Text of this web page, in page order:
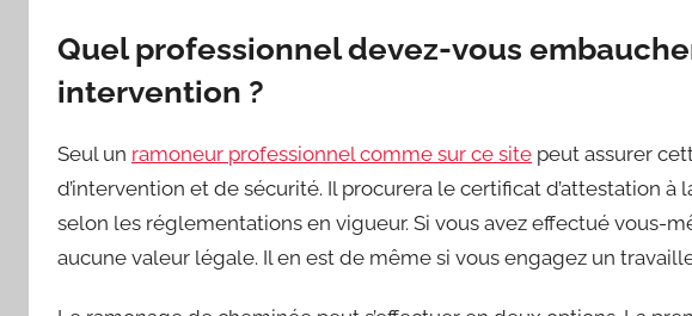
Quel professionnel devez-vous
intervention ?
Seul un ramoneur professionnel comme sur ce site peut assurer
d’intervention et de sécurité. Il procurera le certificat d’attestation
selon les réglementations en vigueur. Si vous avez effectué vous-
aucune valeur légale. Il en est de même si vous engagez un